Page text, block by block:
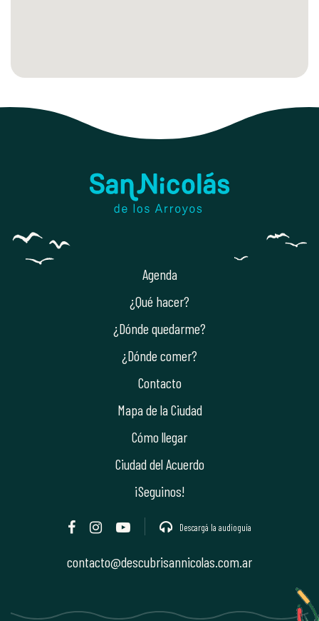
Agenda
¿Qué hacer?
¿Dónde quedarme?
¿Dónde comer?
Contacto
Mapa de la Ciudad
Cómo llegar
Ciudad del Acuerdo
¡Seguinos!
Descargá la audioguía
contacto@descubrisannicolas.com.ar